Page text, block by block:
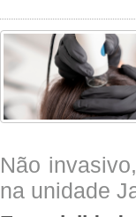
Não
na unidade